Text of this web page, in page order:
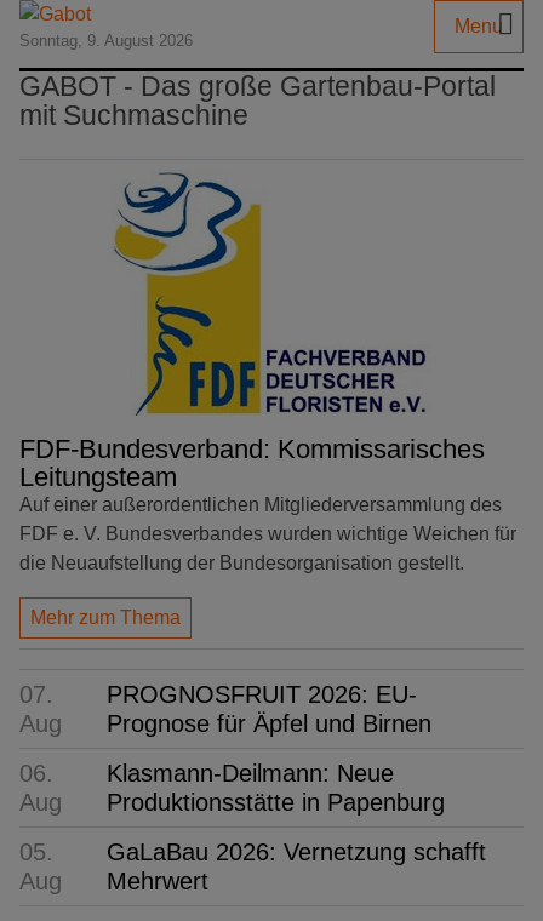
Sonntag, 9. August 2026
Menu
GABOT - Das große Gartenbau-Portal
mit Suchmaschine
FDF-Bundesverband: Kommissarisches
Leitungsteam
Auf einer außerordentlichen Mitgliederversammlung des
FDF e. V. Bundesverbandes wurden wichtige Weichen für
die Neuaufstellung der Bundesorganisation gestellt.
Mehr zum Thema
07.
Aug
PROGNOSFRUIT 2026: EU-
Prognose für Äpfel und Birnen
06.
Aug
Klasmann-Deilmann: Neue
Produktionsstätte in Papenburg
05.
Aug
GaLaBau 2026: Vernetzung schafft
Mehrwert